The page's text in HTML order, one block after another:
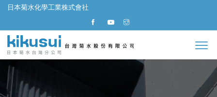
日本菊水化學工業株式會社